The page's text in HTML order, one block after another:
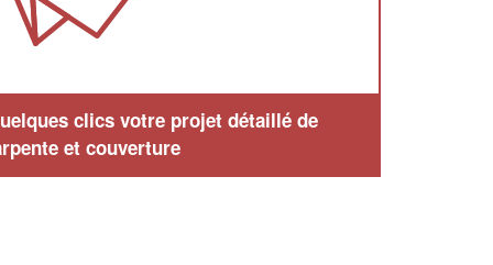
clics votre projet détaillé de
et couverture